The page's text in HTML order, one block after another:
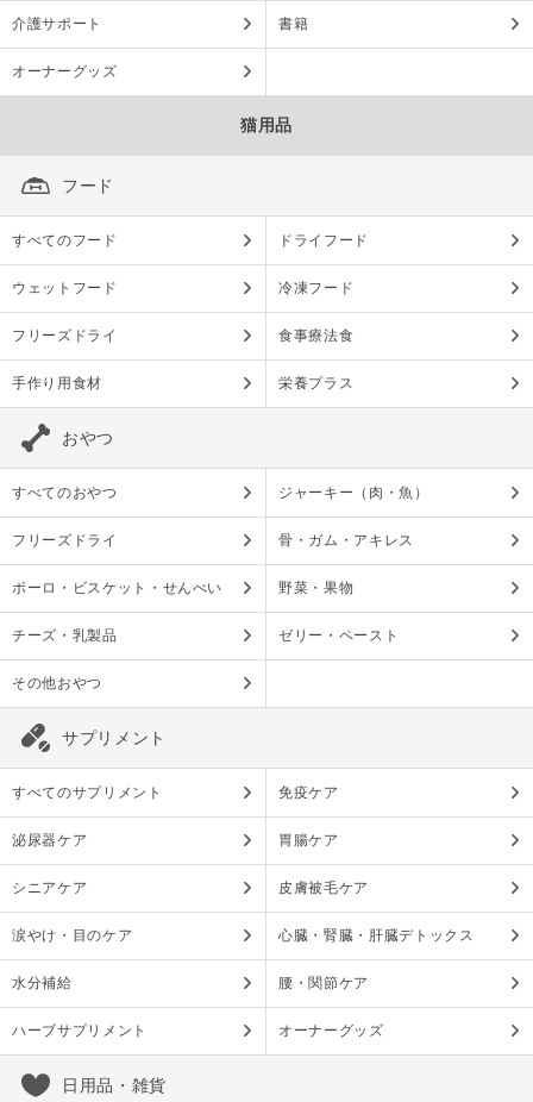
介護サポート 書籍
オーナーグッズ
猫用品
フード
すべてのフード ドライフード
ウェットフード 冷凍フード
フリーズドライ 食事療法食
手作り用食材 栄養プラス
おやつ
すべてのおやつ ジャーキー（肉・魚）
フリーズドライ 骨・ガム・アキレス
ボーロ・ビスケット・せんべい 野菜・果物
チーズ・乳製品 ゼリー・ペースト
その他おやつ
サプリメント
すべてのサプリメント 免疫ケア
泌尿器ケア 胃腸ケア
シニアケア 皮膚被毛ケア
涙やけ・目のケア 心臓・腎臓・肝臓デトックス
水分補給 腰・関節ケア
ハーブサプリメント オーナーグッズ
日用品・雑貨